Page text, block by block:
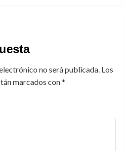
no será publicada. Los
marcados con*